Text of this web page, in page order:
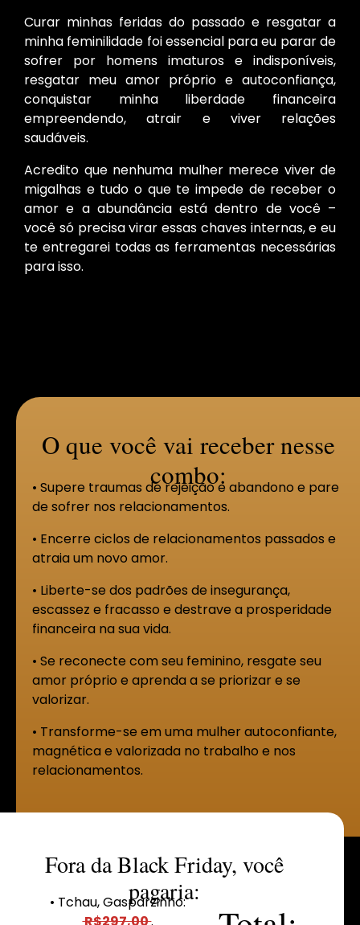
Curar minhas feridas do passado e resgatar a
minha feminilidade foi essencial para eu parar de
sofrer por homens imaturos e indisponíveis,
resgatar meu amor próprio e autoconfiança,
conquistar minha liberdade financeira
empreendendo, atrair e viver relações
saudáveis.
Acredito que nenhuma mulher merece viver de
migalhas e tudo o que te impede de receber o
amor e a abundância está dentro de você –
você só precisa virar essas chaves internas, e eu
te entregarei todas as ferramentas necessárias
para isso.
O que você vai receber nesse
combo:
• Supere traumas de rejeição e abandono e pare
de sofrer nos relacionamentos.
• Encerre ciclos de relacionamentos passados e
atraia um novo amor.
• Liberte-se dos padrões de insegurança,
escassez e fracasso e destrave a prosperidade
financeira na sua vida.
• Se reconecte com seu feminino, resgate seu
amor próprio e aprenda a se priorizar e se
valorizar.
• Transforme-se em uma mulher autoconfiante,
magnética e valorizada no trabalho e nos
relacionamentos.
Fora da Black Friday, você
pagaria:
• Tchau, Gasparzinho:
R$297,00.